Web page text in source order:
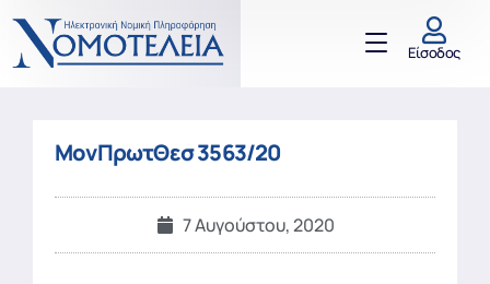
Είσοδος
ΜονΠρωτΘεσ 3563/20
7 Αυγούστου, 2020